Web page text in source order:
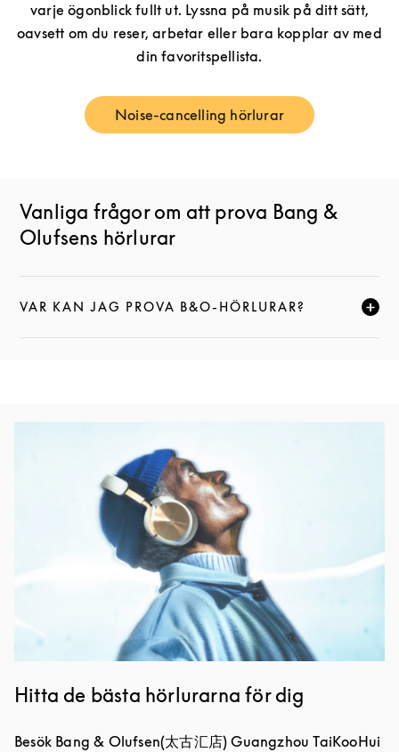
varje ögonblick fullt ut. Lyssna på musik på ditt sätt,
oavsett om du reser, arbetar eller bara kopplar av med
din favoritspellista.
Noise-cancelling hörlurar
Link Opens in New Tab
Vanliga frågor om att prova Bang &
Olufsens hörlurar
VAR KAN JAG PROVA B&O-HÖRLURAR?
KLICKA FÖR ATT EXPANDERA DEN HÄR
Hitta de bästa hörlurarna för dig
Besök Bang & Olufsen(太古汇店) Guangzhou TaiKooHui